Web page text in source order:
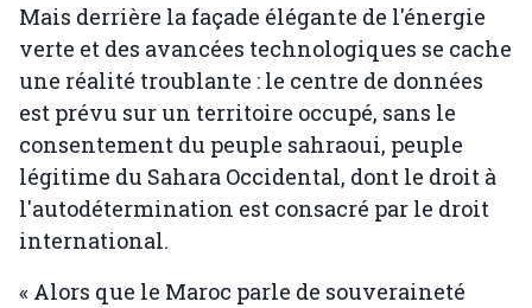
Mais derrière la façade élégante de l'énergie
verte et des avancées technologiques se cache
une réalité troublante : le centre de données
est prévu sur un territoire occupé, sans le
consentement du peuple sahraoui, peuple
légitime du Sahara Occidental, dont le droit à
l'autodétermination est consacré par le droit
international.
« Alors que le Maroc parle de souveraineté